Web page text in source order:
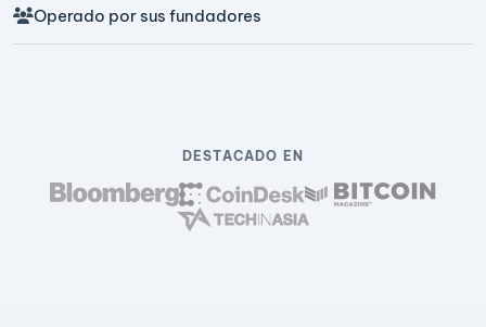
Operado por sus fundadores
DESTACADO EN